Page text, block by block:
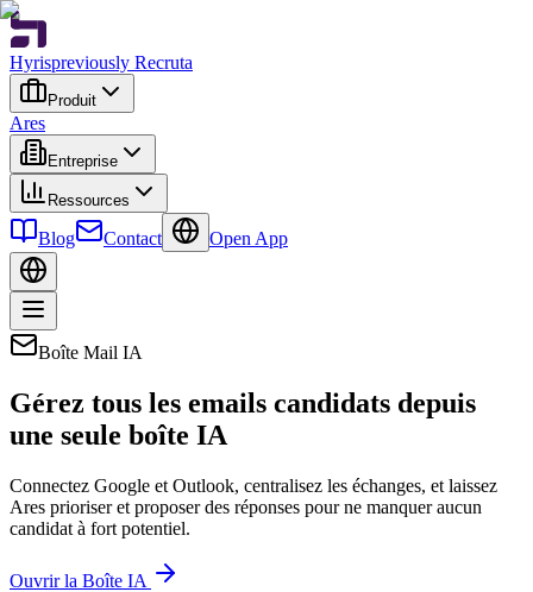
Hyrispreviously Recruta
Produit
Ares
Entreprise
Ressources
Blog Contact Open App
Boîte Mail IA
Gérez tous les emails candidats depuis
une seule boîte IA
Connectez Google et Outlook, centralisez les échanges, et laissez
Ares prioriser et proposer des réponses pour ne manquer aucun
candidat à fort potentiel.
Ouvrir la Boîte IA